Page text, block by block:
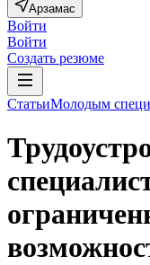
Арзамас
Войти
Войти
Создать резюме
СтатьиМолодым